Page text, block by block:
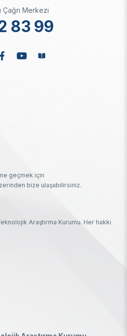
Çağrı Merkezi
83 99
geçmek için
bize ulaşabilirsiniz.
Araştırma Kurumu. Her hakkı